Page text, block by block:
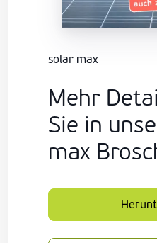
solar max
Mehr
Sie in
max